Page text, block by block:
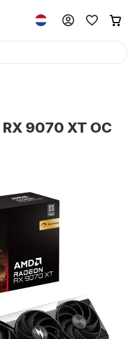
9070 XT OC